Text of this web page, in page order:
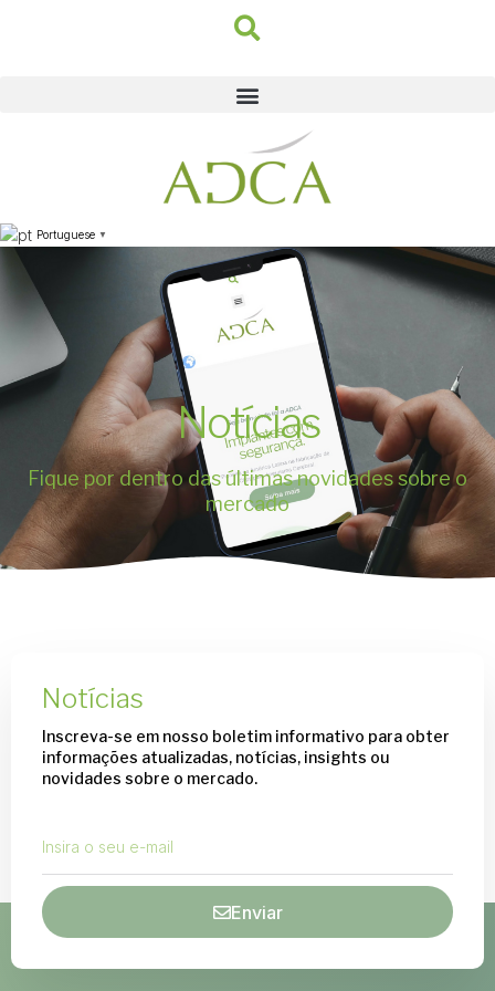
Portuguese ▼
Notícias
Fique por dentro das últimas novidades sobre o
mercado
Notícias
Inscreva-se em nosso boletim informativo para obter
informações atualizadas, notícias, insights ou
novidades sobre o mercado.​
Enviar